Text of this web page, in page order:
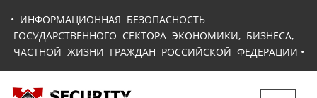
• ИНФОРМАЦИОННАЯ БЕЗОПАСНОСТЬ
ГОСУДАРСТВЕННОГО СЕКТОРА ЭКОНОМИКИ, БИЗНЕСА,
ЧАСТНОЙ ЖИЗНИ ГРАЖДАН РОССИЙСКОЙ ФЕДЕРАЦИИ •